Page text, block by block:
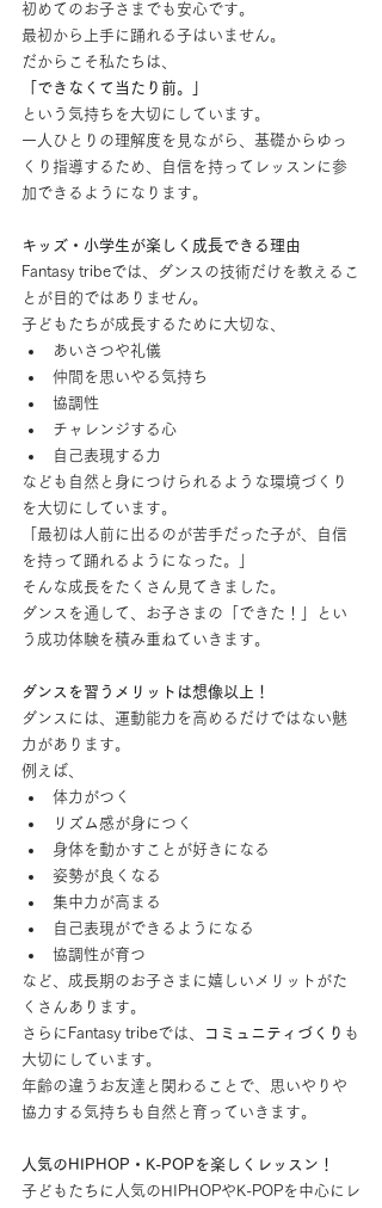
初めてのお子さまでも安心です。
最初から上手に踊れる子はいません。
だからこそ私たちは、
「できなくて当たり前。」
という気持ちを大切にしています。
一人ひとりの理解度を見ながら、基礎からゆっ
くり指導するため、自信を持ってレッスンに参
加できるようになります。
キッズ・小学生が楽しく成長できる理由
Fantasy tribeでは、ダンスの技術だけを教えるこ
とが目的ではありません。
子どもたちが成長するために大切な、
あいさつや礼儀
仲間を思いやる気持ち
協調性
チャレンジする心
自己表現する力
なども自然と身につけられるような環境づくり
を大切にしています。
「最初は人前に出るのが苦手だった子が、自信
を持って踊れるようになった。」
そんな成長をたくさん見てきました。
ダンスを通して、お子さまの「できた！」とい
う成功体験を積み重ねていきます。
ダンスを習うメリットは想像以上！
ダンスには、運動能力を高めるだけではない魅
力があります。
例えば、
体力がつく
リズム感が身につく
身体を動かすことが好きになる
姿勢が良くなる
集中力が高まる
自己表現ができるようになる
協調性が育つ
など、成長期のお子さまに嬉しいメリットがた
くさんあります。
さらにFantasy tribeでは、
コミュニティづくり も
大切にしています。
年齢の違うお友達と関わることで、思いやりや
協力する気持ちも自然と育っていきます。
人気のHIPHOP・K-POPを楽しくレッスン！
子どもたちに人気のHIPHOPやK-POPを中心にレ